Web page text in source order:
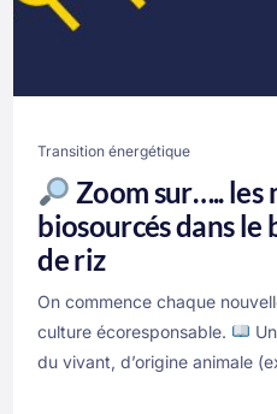
Transition énergétique
Zoom sur….. les
biosourcés dans
de riz
On commence chaque
culture écoresponsable.
du vivant, d’origine animale